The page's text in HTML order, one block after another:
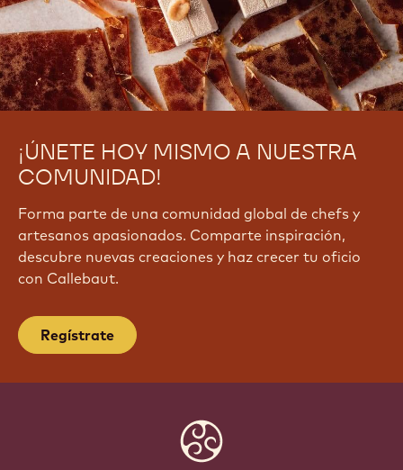
¡ÚNETE HOY MISMO A NUESTRA
COMUNIDAD!
Forma parte de una comunidad global de chefs y
artesanos apasionados. Comparte inspiración,
descubre nuevas creaciones y haz crecer tu oficio
con Callebaut.
Regístrate